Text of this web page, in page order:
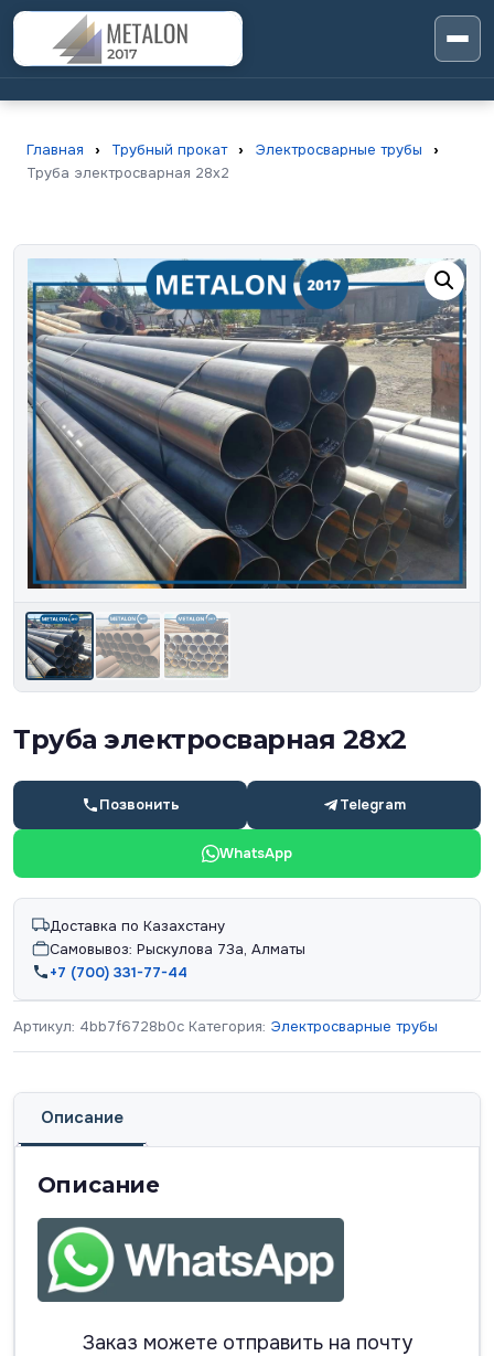
Главная › Трубный прокат › Электросварные трубы
›
Труба электросварная 28х2
Труба электросварная 28х2
Позвонить Telegram
WhatsApp
Доставка по Казахстану
Самовывоз: Рыскулова 73а, Алматы
+7 (700) 331-77-44
Артикул: 4bb7f6728b0c Категория: Электросварные трубы
Описание
Описание
Заказ можете отправить на почту